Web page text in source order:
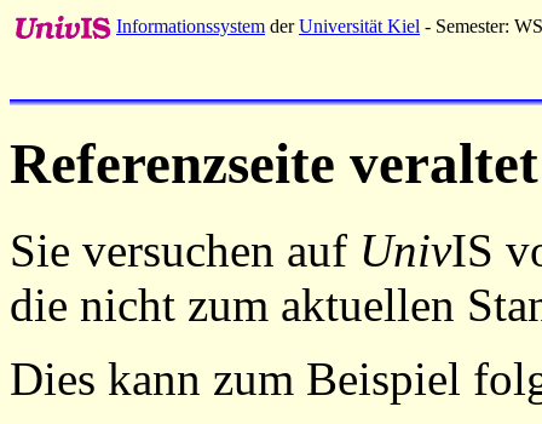
Informationssystem derUniversität Kiel - Semester:
Referenzseite veraltet
Sie versuchen auf UnivIS
die nicht zum aktuellen
Dies kann zum Beispiel